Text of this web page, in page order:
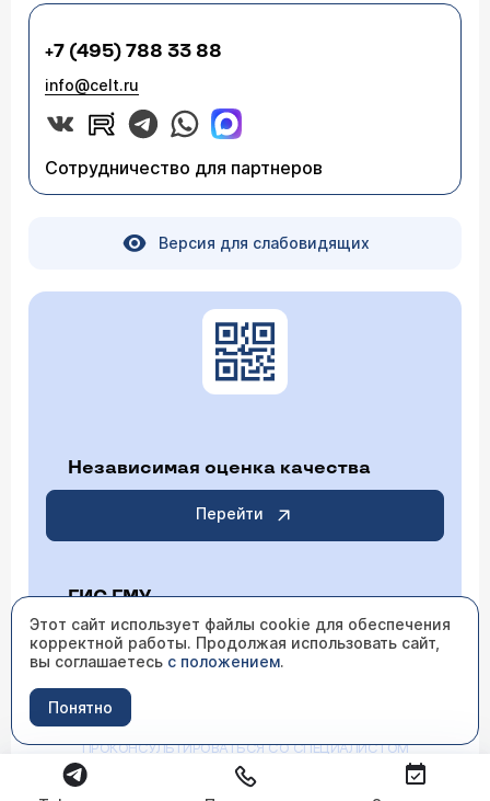
+7 (495) 788 33 88
info@celt.ru
Сотрудничество для партнеров
Версия для слабовидящих
Независимая оценка качества
Перейти
ГИС ГМУ
Перейти
ИМЕЮТСЯ ПРОТИВОПОКАЗАНИЯ НЕОБХОДИМО
ПРОКОНСУЛЬТИРОВАТЬСЯ СО СПЕЦИАЛИСТОМ
Этот сайт использует файлы cookie для обеспечения
корректной работы. Продолжая использовать сайт,
вы соглашаетесь с положением.
Понятно